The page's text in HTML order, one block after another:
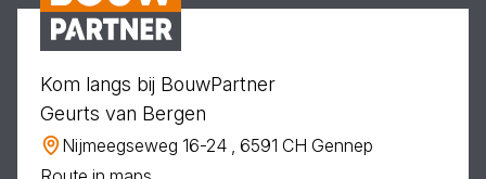
Kom langs bij BouwPartner
Geurts van Bergen
Nijmeegseweg 16-24 , 6591 CH Gennep